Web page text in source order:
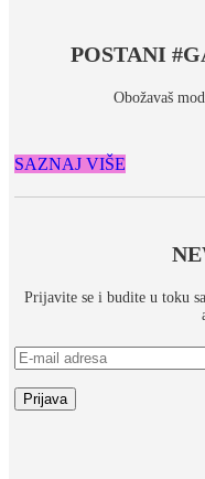
POSTANI
Obožavaš
SAZNAJ VIŠE
Prijavite se i budite u toku